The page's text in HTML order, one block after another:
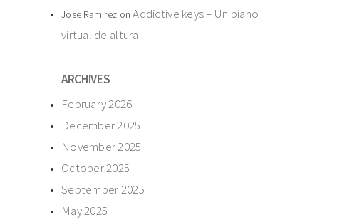
Jose Ramirez onAddictive keys – Un piano
virtual de altura
ARCHIVES
February 2026
December 2025
November 2025
October 2025
September 2025
May 2025